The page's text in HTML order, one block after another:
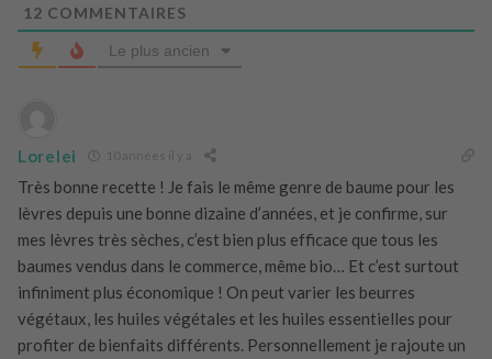
12 COMMENTAIRES
Le plus ancien
Lorelei 10 années il y a
Très bonne recette ! Je fais le même genre de baume pour les
lèvres depuis une bonne dizaine d’années, et je confirme, sur
mes lèvres très sèches, c’est bien plus efficace que tous les
baumes vendus dans le commerce, même bio… Et c’est surtout
infiniment plus économique ! On peut varier les beurres
végétaux, les huiles végétales et les huiles essentielles pour
profiter de bienfaits différents. Personnellement je rajoute un